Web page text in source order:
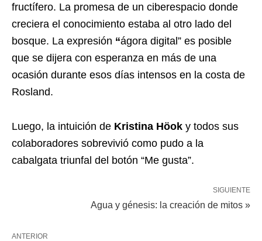
fructífero. La promesa de un ciberespacio donde
creciera el conocimiento estaba al otro lado del
bosque. La expresión “ágora digital” es posible
que se dijera con esperanza en más de una
ocasión durante esos días intensos en la costa de
Rosland.
Luego, la intuición de Kristina Höok y todos sus
colaboradores sobrevivió como pudo a la
cabalgata triunfal del botón “Me gusta”.
SIGUIENTE
Agua y génesis: la creación de mitos »
ANTERIOR